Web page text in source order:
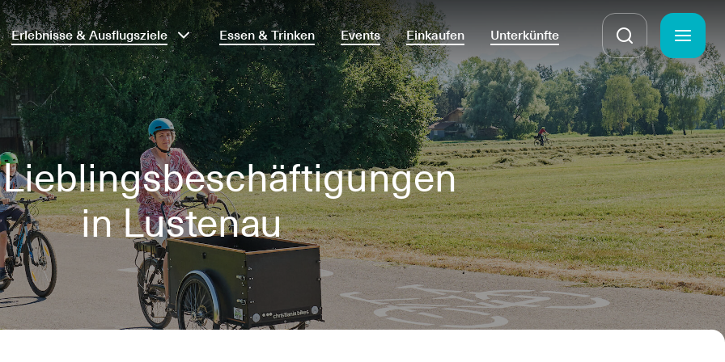
Erlebnisse & Ausflugsziele Essen & Trinken Events Einkaufen Unterkünfte
in Lustenau